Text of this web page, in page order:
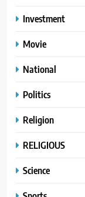
Investment
Movie
National
Politics
Religion
RELIGIOUS
Science